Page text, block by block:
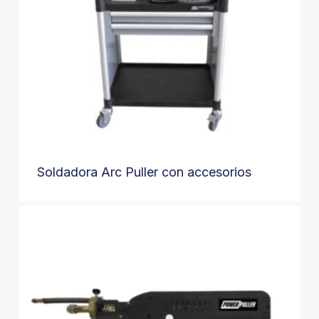
Soldadora Arc Puller con accesorios